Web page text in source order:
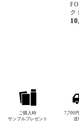
ク
ロ
ご購入時
サンプルプレゼント
7,700円
送